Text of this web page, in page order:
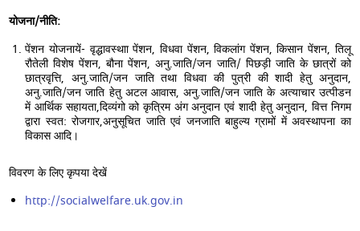
योजना/नीति:
पेंशन योजनायें- वृद्धावस्थाा पेंशन, विधवा पेंशन, विकलांग पेंशन, किसान पेंशन, तिलू
रौतेली विशेष पेंशन, बौना पेंशन, अनु.जाति/जन जाति/ पिछड़ी जाति के छात्रों को
छात्रवृत्ति, अनु.जाति/जन जाति तथा विधवा की पुत्री की शादी हेतु अनुदान,
अनु.जाति/जन जाति हेतु अटल आवास, अनु.जाति/जन जाति के अत्याचार उत्पीडन
में आर्थिक सहायता,दिव्यंगो को कृत्रिम अंग अनुदान एवं शादी हेतु अनुदान, वित्त निगम
द्वारा स्वत: रोजगार,अनुसूचित जाति एवं जनजाति बाहुल्य ग्रामों में अवस्थापना का
विकास आदि।
विवरण के लिए कृपया देखें
http://socialwelfare.uk.gov.in